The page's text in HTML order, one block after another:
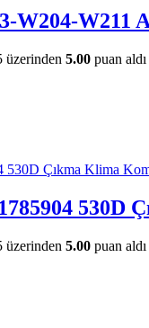
W204-W211
üzerinden 5.00 puan aldı
530D
üzerinden 5.00 puan aldı